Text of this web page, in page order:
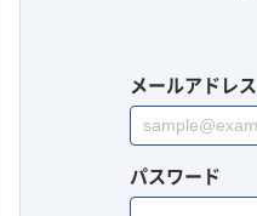
メールアドレス
パスワード